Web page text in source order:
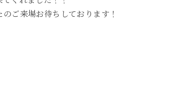
ご来場お待ちしております！